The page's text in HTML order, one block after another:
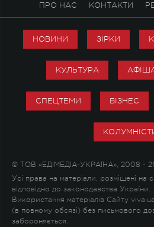
ПРО НАС КОНТАКТИ
НОВИНИ ЗІРКИ
КУЛЬТУРА
СПЕЦТЕМИ БІЗНЕС
© ТОВ «ЕДІМЕДІА-УКРАЇНА», 2008 -
Усі права на матеріали, розміщені на
відповідно до законодавства України.
Використання матеріалів Сайту
(в повному обсязі) без письмового
забороняється.